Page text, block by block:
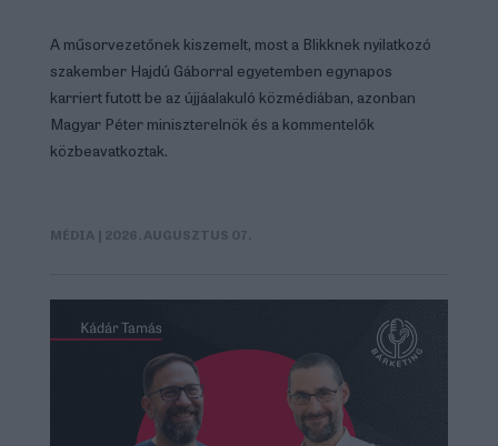
A műsorvezetőnek kiszemelt, most a Blikknek nyilatkozó
szakember Hajdú Gáborral egyetemben egynapos
karriert futott be az újjáalakuló közmédiában, azonban
Magyar Péter miniszterelnök és a kommentelők
közbeavatkoztak.
MÉDIA | 2026. AUGUSZTUS 07.